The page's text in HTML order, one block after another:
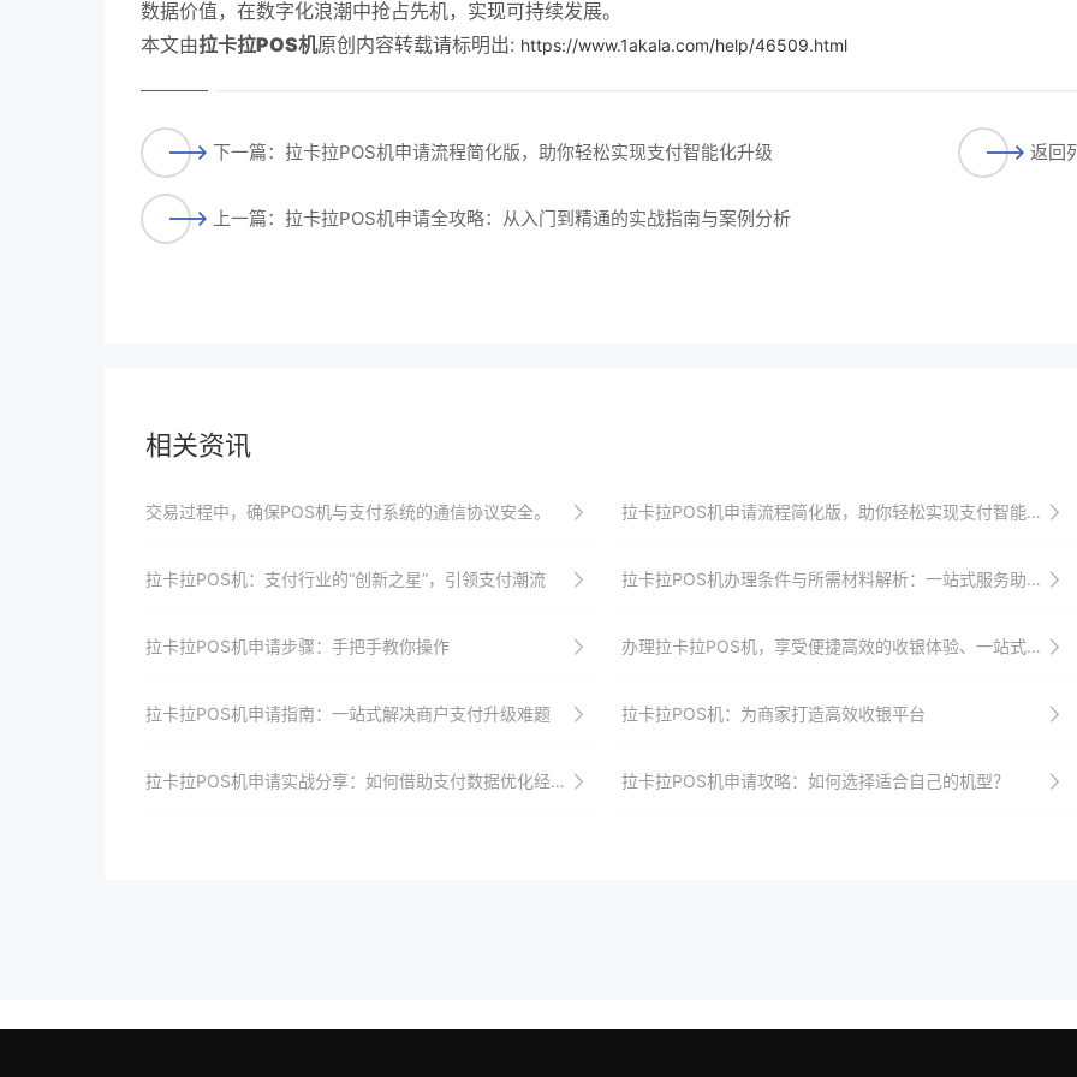
数据价值，在数字化浪潮中抢占先机，实现可持续发展。
本文由拉卡拉POS机原创内容转载请标明出: https://www.1akala.com/help/46509.html
下一篇：拉卡拉POS机申请流程简化版，助你轻松实现支付智能化升级
上一篇：拉卡拉POS机申请全攻略：从入门到精通的实战指南与案例分析
返回
相关资讯
交易过程中，确保POS机与支付系统的通信协议安全。 拉卡拉POS机申请流程简化版，助你轻松实现支付智能化升级
拉卡拉POS机：支付行业的“创新之星”，引领支付潮流 拉卡拉POS机办理条件与所需材料解析：一站式服务助你快速接入支付市场并享受优惠政策与全方位支持
拉卡拉POS机申请步骤：手把手教你操作 办理拉卡拉POS机，享受便捷高效的收银体验、一站式解决方案与全方位服务
拉卡拉POS机申请指南：一站式解决商户支付升级难题 拉卡拉POS机：为商家打造高效收银平台
拉卡拉POS机申请实战分享：如何借助支付数据优化经营决策 拉卡拉POS机申请攻略：如何选择适合自己的机型？